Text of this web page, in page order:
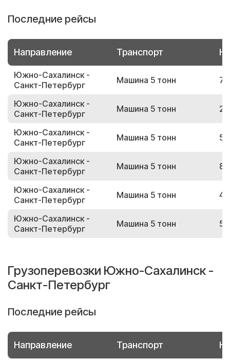
Последние рейсы
Направление Транспорт
Южно-Сахалинск -
Санкт-Петербург
Машина 5 тонн
Южно-Сахалинск -
Санкт-Петербург
Машина 5 тонн
Южно-Сахалинск -
Санкт-Петербург
Машина 5 тонн
Южно-Сахалинск -
Санкт-Петербург
Машина 5 тонн
Южно-Сахалинск -
Санкт-Петербург
Машина 5 тонн
Южно-Сахалинск -
Санкт-Петербург
Машина 5 тонн
Грузоперевозки Южно-Сахалинск -
Санкт-Петербург
Последние рейсы
Направление Транспорт